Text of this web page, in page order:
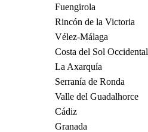
Fuengirola
Rincón de la Victoria
Vélez-Málaga
Costa del Sol Occidental
La Axarquía
Serranía de Ronda
Valle del Guadalhorce
Cádiz
Granada